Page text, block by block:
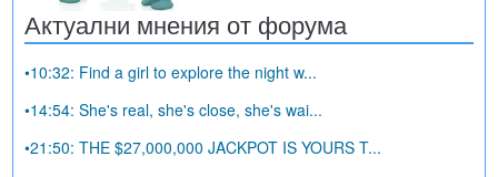
Актуални мнения от форума
•10:32: Find a girl to explore the night w...
•14:54: She's real, she's close, she's wai...
•21:50: THE $27,000,000 JACKPOT IS YOURS T...